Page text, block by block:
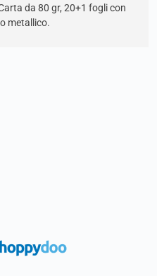
da 80 gr, 20+1 fogli con
metallico.